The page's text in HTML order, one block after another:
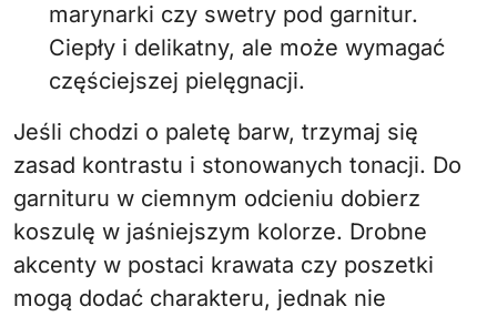
marynarki czy swetry pod garnitur.
Ciepły i delikatny, ale może wymagać
częściejszej pielęgnacji.
Jeśli chodzi o paletę barw, trzymaj się
zasad kontrastu i stonowanych tonacji. Do
garnituru w ciemnym odcieniu dobierz
koszulę w jaśniejszym kolorze. Drobne
akcenty w postaci krawata czy poszetki
mogą dodać charakteru, jednak nie